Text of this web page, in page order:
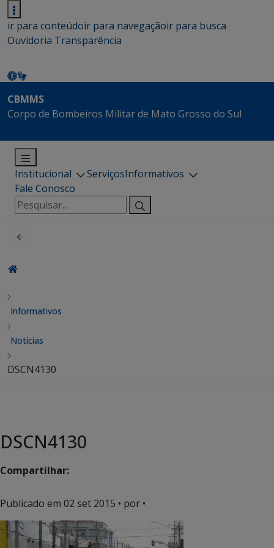
ir para conteúdoir para navegaçãoir para busca
Ouvidoria Transparência
CBMMS
Corpo de Bombeiros Militar de Mato Grosso do Sul
Institucional ServiçosInformativos
Fale Conosco
Pesquisar
por:
Informativos
Notícias
DSCN4130
DSCN4130
Compartilhar:
Publicado em 02 set 2015 • por •